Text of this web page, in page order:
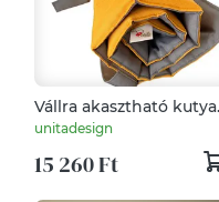
Vállra akasztható kutya
pokróc (M méret)
(napsárga-szürke)
unitadesign
15 260 Ft